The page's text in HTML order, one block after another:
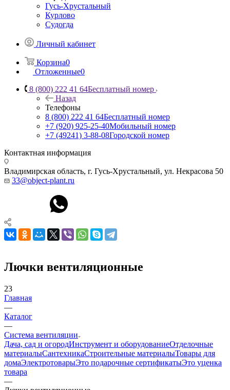
Гусь-Хрустальный
Курлово
Судогда
Личный кабинет
Корзина0
Отложенные0
8 (800) 222 41 64Бесплатный номер
Назад
Телефоны
8 (800) 222 41 64Бесплатный номер
+7 (920) 925-25-40Мобильный номер
+7 (49241) 3-88-08Городской номер
Контактная информация
Владимирская область, г. Гусь-Хрустальный, ул. Некрасова 50
33@object-plant.ru
Лючки вентиляционные
23
Главная
—
Каталог
—
Система вентиляции
Дача, сад и огородИнструмент и оборудованиеОтделочные
материалыСантехникаСтроительные материалыТовары для
домаЭлектротоварыЭто подарочные сертификатыЭто уценка
товара
—